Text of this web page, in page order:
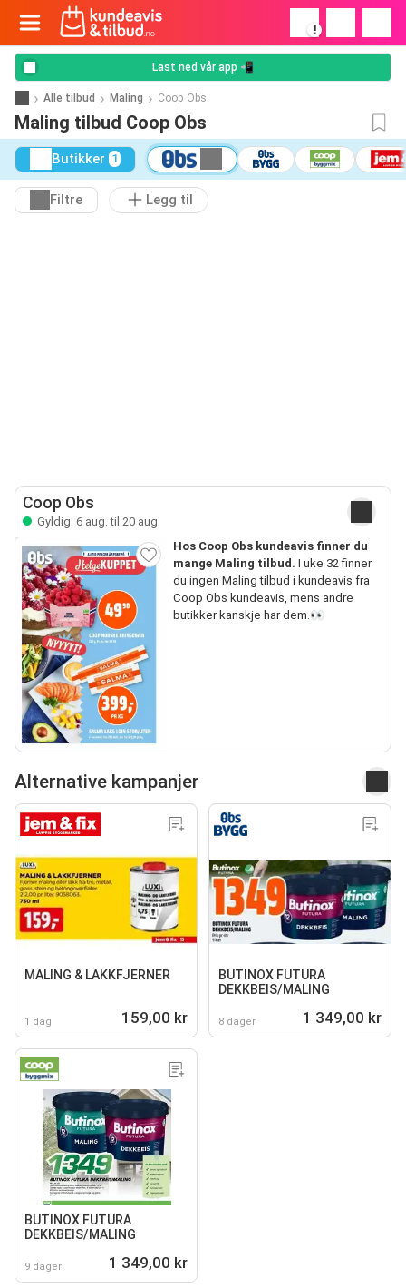
!
Last ned vår app 📲
Alle tilbud Maling Coop Obs
Maling tilbud Coop Obs
Butikker 1
Filtre Legg til
Coop Obs
Gyldig: 6 aug. til 20 aug.
Hos Coop Obs kundeavis finner du
mange Maling tilbud. I uke 32 finner
du ingen Maling tilbud i kundeavis fra
Coop Obs kundeavis, mens andre
butikker kanskje har dem.👀
Alternative kampanjer
MALING & LAKKFJERNER
1 dag 159,00 kr
BUTINOX FUTURA
DEKKBEIS/MALING
8 dager 1 349,00 kr
BUTINOX FUTURA
DEKKBEIS/MALING
9 dager 1 349,00 kr